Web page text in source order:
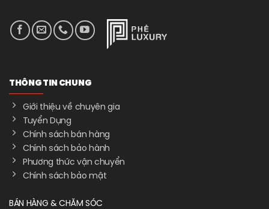
THÔNG TIN CHUNG
Giới thiệu về chuyên gia
Tuyển Dụng
Chính sách bán hàng
Chính sách bảo hành
Phương thức vận chuyển
Chính sách bảo mật
BÁN HÀNG & CHĂM SÓC